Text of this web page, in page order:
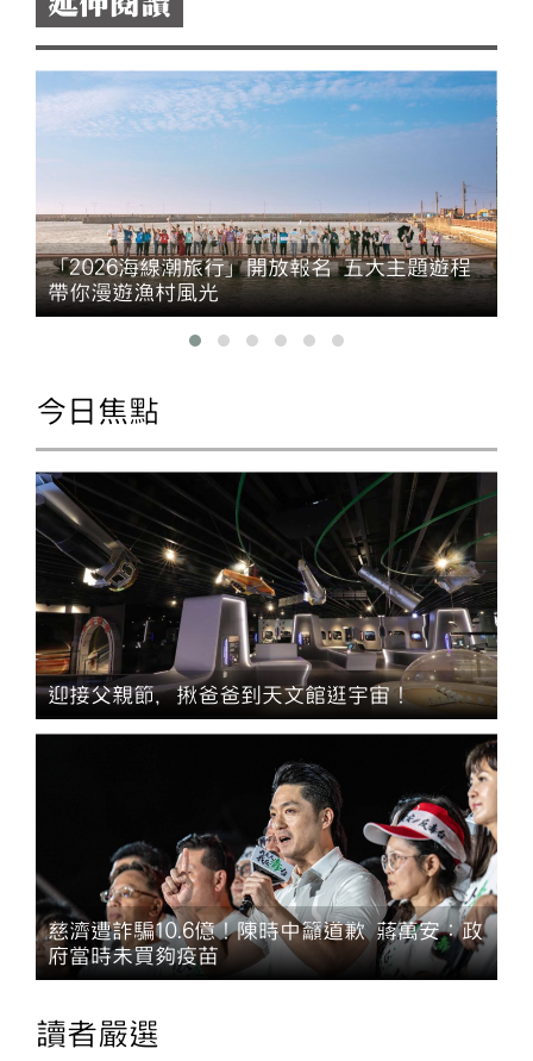
「2026海線潮旅行」開放報名 五大主題遊程
帶你漫遊漁村風光
今日焦點
迎接父親節，揪爸爸到天文館逛宇宙！
慈濟遭詐騙10.6億！陳時中籲道歉 蔣萬安：政
府當時未買夠疫苗
讀者嚴選